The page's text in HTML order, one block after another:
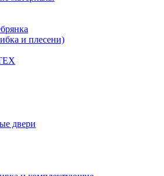
и плесени)
двери